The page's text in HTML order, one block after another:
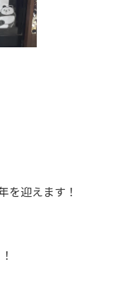
を迎えます！